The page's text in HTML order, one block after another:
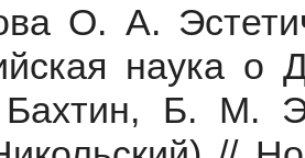
О. А.
наука о
Б. М.